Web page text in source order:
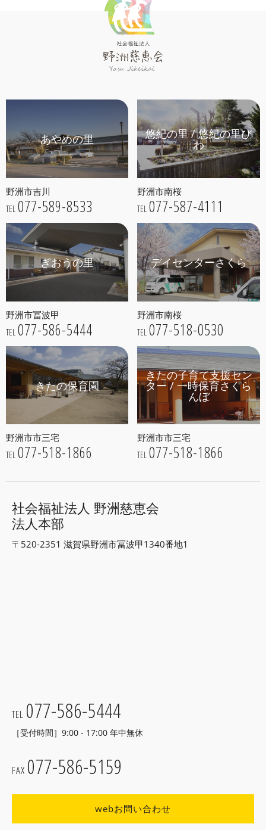
あやめの里
野洲市吉川
TEL 077-589-8533
悠紀の里 / 悠紀の里び
わ
野洲市南桜
TEL 077-587-4111
ぎおうの里
野洲市冨波甲
TEL 077-586-5444
デイセンターさくら
野洲市南桜
TEL 077-518-0530
きたの保育園
野洲市市三宅
TEL 077-518-1866
きたの子育て支援セン
ター / 一時保育さくら
んぼ
野洲市市三宅
TEL 077-518-1866
社会福祉法人 野洲慈恵会
法人本部
〒520-2351 滋賀県野洲市冨波甲1340番地1
TEL 077-586-5444
［受付時間］9:00 - 17:00 年中無休
FAX 077-586-5159
webお問い合わせ